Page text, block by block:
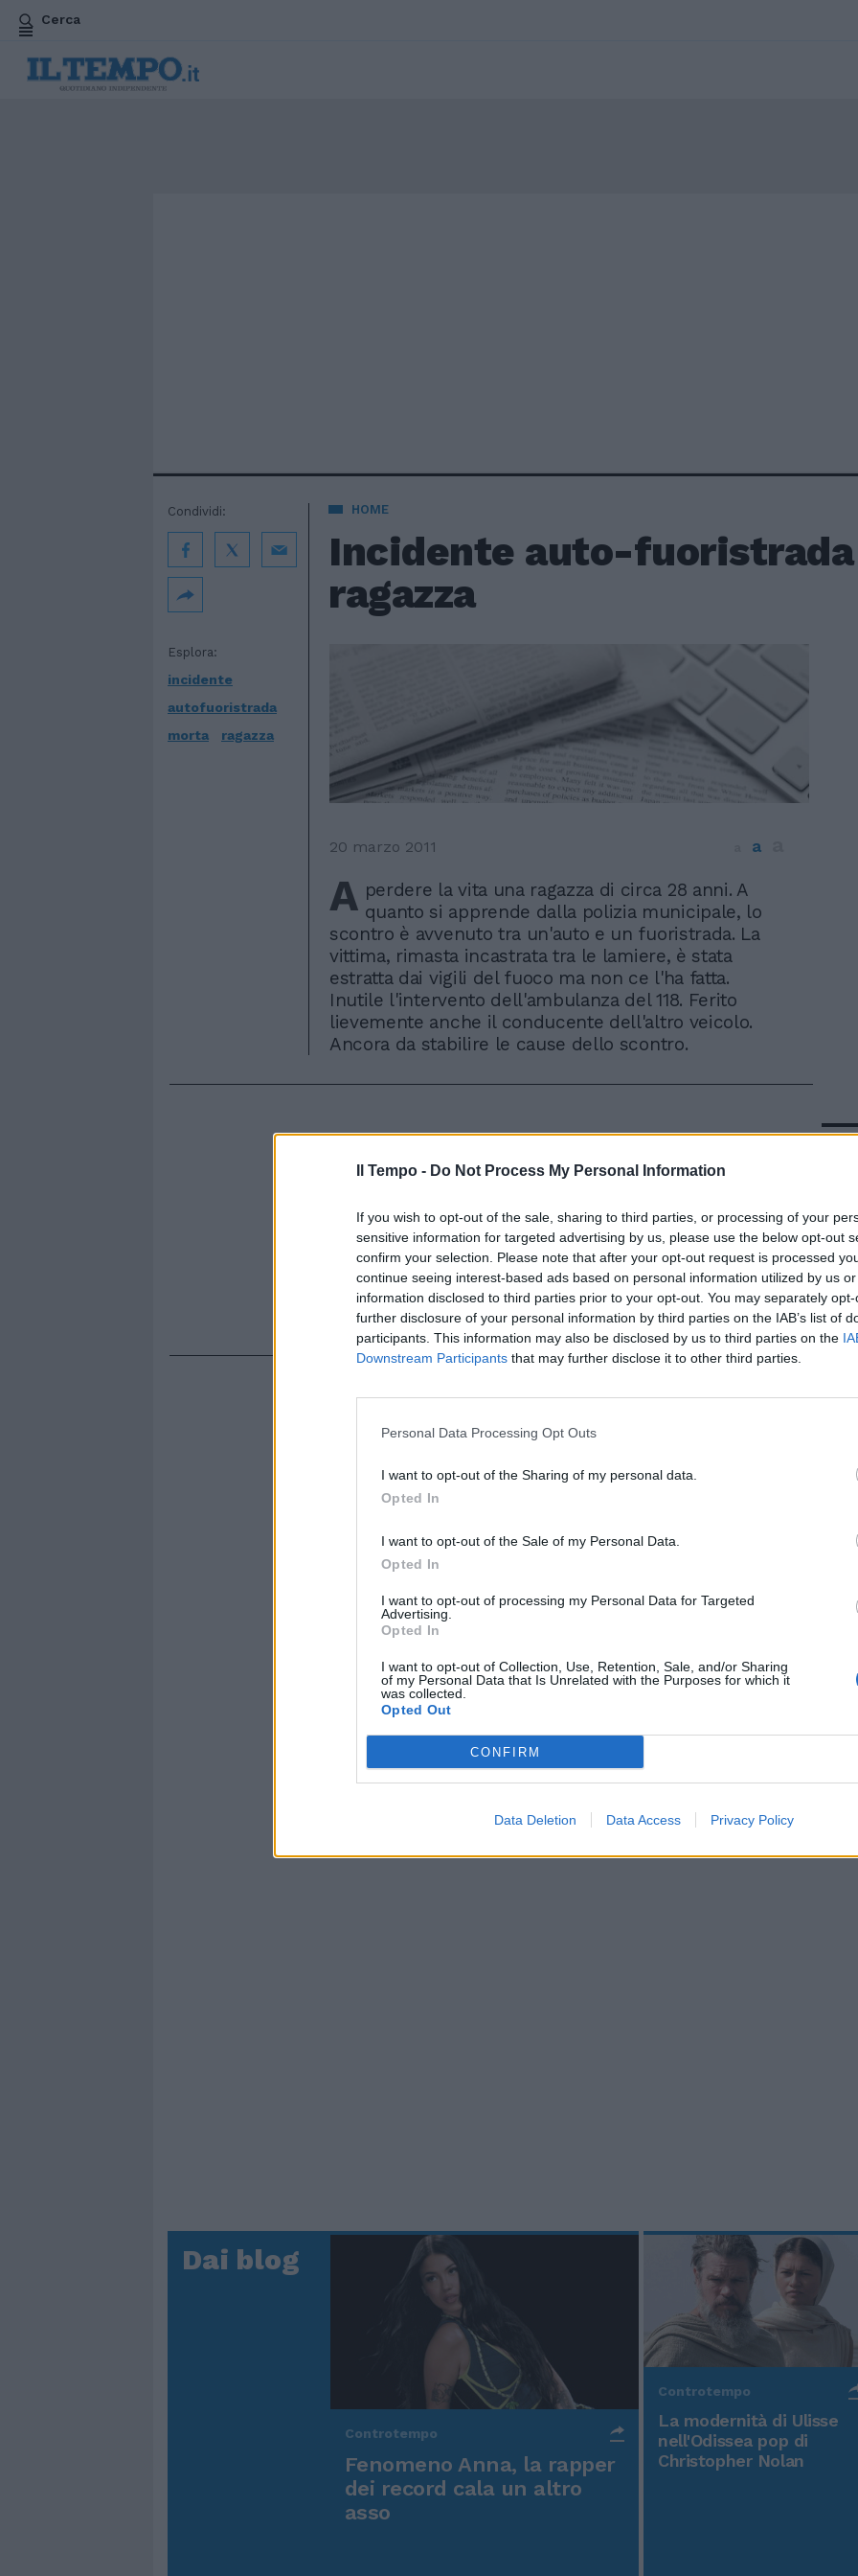
Il Tempo - Do Not Process My Personal Information
If you wish to opt-out of the sale, sharing to third parties, or processing of your
sensitive information for targeted advertising by us, please use the below opt-out
confirm your selection. Please note that after your opt-out request is processed
continue seeing interest-based ads based on personal information utilized by us
information disclosed to third parties prior to your opt-out. You may separately
further disclosure of your personal information by third parties on the IAB’s list of
participants. This information may also be disclosed by us to third parties on the
Downstream Participants that may further disclose it to other third parties.
Personal Data Processing Opt Outs
I want to opt-out of the Sharing of my personal data.
Opted In
I want to opt-out of the Sale of my Personal Data.
Opted In
I want to opt-out of processing my Personal Data for Targeted
Advertising.
Opted In
I want to opt-out of Collection, Use, Retention, Sale, and/or Sharing
of my Personal Data that Is Unrelated with the Purposes for which it
was collected.
Opted Out
CONFIRM
Data Deletion Data Access Privacy Policy
Cerca
HOME
Incidente auto-
ragazza
Esplora:
incidente
autofuoristrada
morta
ragazza
Condividi:
20 marzo 2011 a
A perdere la vita una ragazza di circa 28 anni. A
quanto si apprende dalla polizia municipale, lo
scontro è avvenuto tra un'auto e un fuoristrada. La
vittima, rimasta incastrata tra le lamiere, è stata
estratta dai vigili del fuoco ma non ce l'ha fatta.
Inutile l'intervento dell'ambulanza del 118. Ferito
lievemente anche il conducente dell'altro veicolo.
Ancora da stabilire le cause dello scontro.
In
Rudy Giuliani a Come States?
americana
Dai blog
Controtempo
Fenomeno Anna, la rapper
dei record cala un altro
asso
Controtempo
La modernità di Ulisse
nell'Odissea pop di
Christopher Nolan